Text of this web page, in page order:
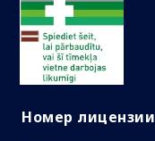
Номер лицензии